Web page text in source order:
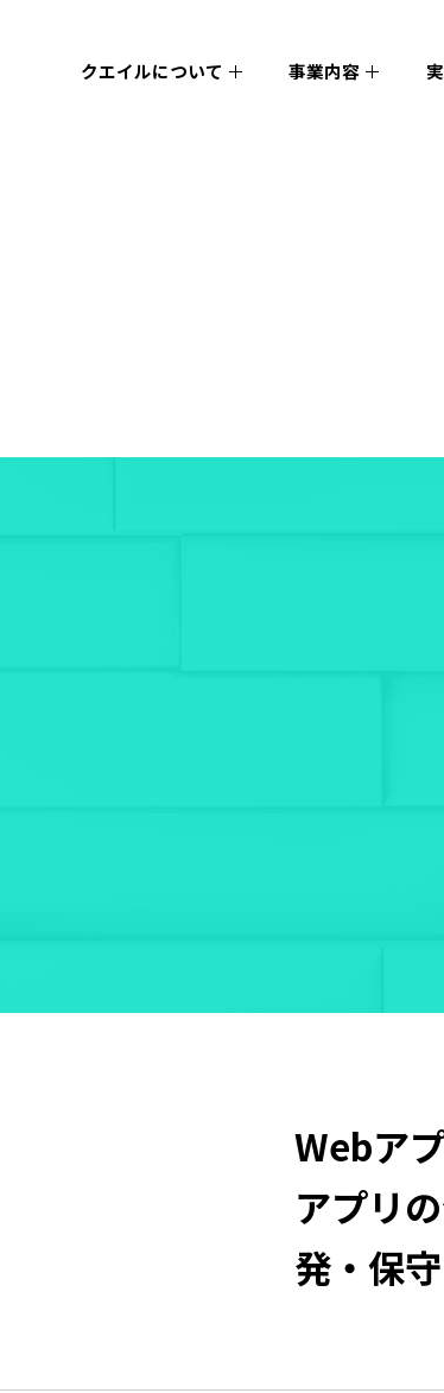
クエイルについて 事業内容
Webア
アプリ
発・保